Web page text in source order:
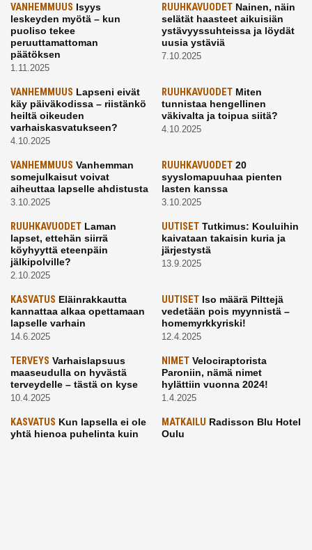
VANHEMMUUS Isyys
leskeyden myötä – kun
puoliso tekee
peruuttamattoman
päätöksen
1.11.2025
RUUHKAVUODETNainen, näin
selätät haasteet aikuisiän
ystävyyssuhteissa ja löydät
uusia ystäviä
7.10.2025
VANHEMMUUS Lapseni eivät
käy päiväkodissa – riistänkö
heiltä oikeuden
varhaiskasvatukseen?
4.10.2025
RUUHKAVUODETMiten
tunnistaa hengellinen
väkivalta ja toipua siitä?
4.10.2025
VANHEMMUUS Vanhemman
somejulkaisut voivat
aiheuttaa lapselle ahdistusta
3.10.2025
RUUHKAVUODET20
syyslomapuuhaa pienten
lasten kanssa
3.10.2025
RUUHKAVUODET Laman
lapset, ettehän siirrä
köyhyyttä eteenpäin
jälkipolville?
2.10.2025
UUTISETTutkimus: Kouluihin
kaivataan takaisin kuria ja
järjestystä
13.9.2025
KASVATUS Eläinrakkautta
kannattaa alkaa opettamaan
lapselle varhain
14.6.2025
UUTISETIso määrä Pilttejä
vedetään pois myynnistä –
homemyrkkyriski!
12.4.2025
TERVEYS Varhaislapsuus
maaseudulla on hyvästä
terveydelle – tästä on kyse
10.4.2025
NIMETVelociraptorista
Paroniin, nämä nimet
hylättiin vuonna 2024!
1.4.2025
KASVATUS Kun lapsella ei ole
yhtä hienoa puhelinta kuin
MATKAILU Radisson Blu Hotel
Oulu